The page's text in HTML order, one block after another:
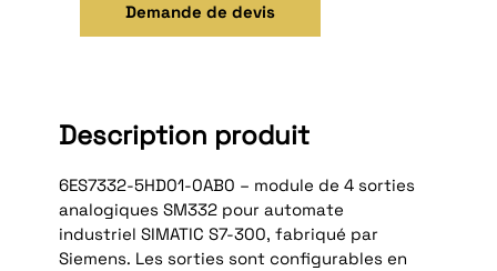
Demande de devis
Description produit
6ES7332-5HD01-0AB0 – module de 4 sorties
analogiques SM332 pour automate
industriel SIMATIC S7-300, fabriqué par
Siemens. Les sorties sontconfigurables en